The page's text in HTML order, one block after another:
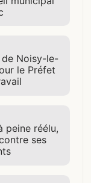
de Noisy-le-
le Préfet
peine réélu,
ses